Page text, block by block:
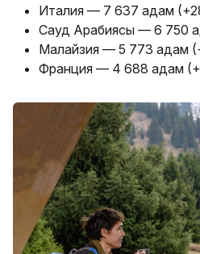
Италия — 7 637 адам
Сауд Арабиясы — 6 750
Малайзия — 5 773 адам
Франция — 4 688 адам